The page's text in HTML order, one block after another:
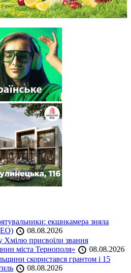
екшнкамера зняла
08.08.2026
Хмілю присвоїли звання
міста Тернополя»
08.08.2026
скористався грантом і 15
08.08.2026